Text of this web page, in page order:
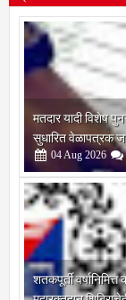
प्रदेश
मतदार यादी विशेष
सुधारित वेळापत्रक
04Aug 2026
शतकपूर्ती